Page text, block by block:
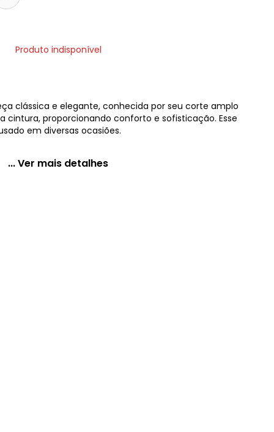
Texturizado
Produto indisponível
clássica e elegante, conhecida por seu corte amplo
cintura, proporcionando conforto e sofisticação. Esse
em diversas ocasiões.
... Ver mais detalhes